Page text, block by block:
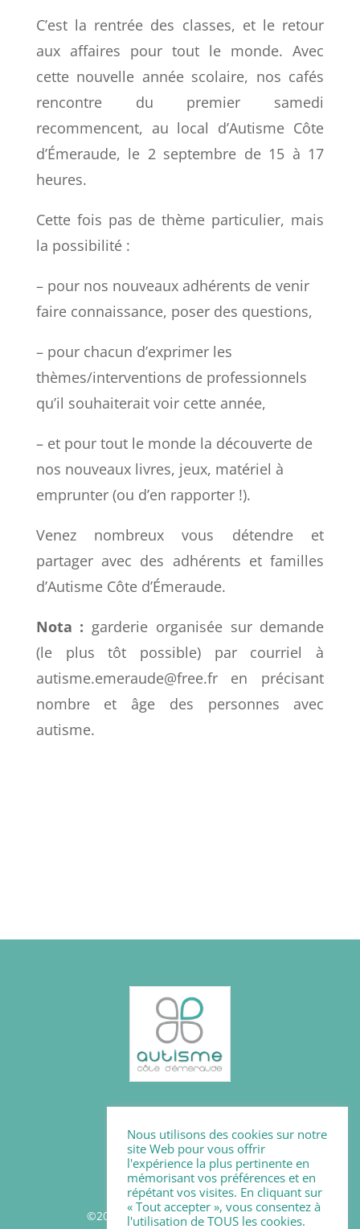
C’est la rentrée des classes, et le retour
aux affaires pour tout le monde. Avec
cette nouvelle année scolaire, nos cafés
rencontre du premier samedi
recommencent, au local d’Autisme Côte
d’Émeraude, le 2 septembre de 15 à 17
heures.
Cette fois pas de thème particulier, mais
la possibilité :
– pour nos nouveaux adhérents de venir
faire connaissance, poser des questions,
– pour chacun d’exprimer les
thèmes/interventions de professionnels
qu’il souhaiterait voir cette année,
– et pour tout le monde la découverte de
nos nouveaux livres, jeux, matériel à
emprunter (ou d’en rapporter !).
Venez nombreux vous détendre et
partager avec des adhérents et familles
d’Autisme Côte d’Émeraude.
Nota : garderie organisée sur demande
(le plus tôt possible) par courriel à
autisme.emeraude@free.fren précisant
nombre et âge des personnes avec
autisme.
Mentions légales
Politique des cookies
©2026 - Autisme Côte d'Emeraude
Nous utilisons des cookies sur notre
site Web pour vous offrir
l'expérience la plus pertinente en
mémorisant vos préférences et en
répétant vos visites. En cliquant sur
« Tout accepter », vous consentez à
l'utilisation de TOUS les cookies.